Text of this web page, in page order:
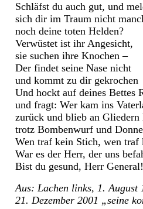
Schläfst du auch gut, und
sich dir im Traum nicht
noch deine toten Helden?
Verwüstet ist ihr Angesicht,
sie suchen ihre Knochen –
Der findet seine Nase nicht
und kommt zu dir gekrochen
Und hockt auf deines Bettes
und fragt: Wer kam ins
zurück und blieb an Gliedern
trotz Bombenwurf und
Wen traf kein Stich, wen traf
War es der Herr, der uns
Bist du gesund, Herr
Aus: Lachen links, 1. August
21. Dezember 2001 „seine